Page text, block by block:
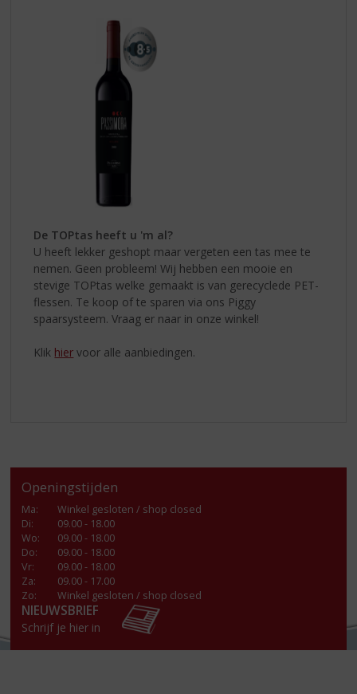
De TOPtas heeft u 'm al?
U heeft lekker geshopt maar vergeten een tas mee te
nemen. Geen probleem! Wij hebben een mooie en
stevige TOPtas welke gemaakt is van gerecyclede PET-
flessen. Te koop of te sparen via ons Piggy
spaarsysteem. Vraag er naar in onze winkel!
Klik hier voor alle aanbiedingen.
Openingstijden
Ma:
Winkel gesloten / shop closed
Di:
09.00 - 18.00
Wo:
09.00 - 18.00
Do:
09.00 - 18.00
Vr:
09.00 - 18.00
Za:
09.00 - 17.00
Zo:
Winkel gesloten / shop closed
NIEUWSBRIEF
Schrijf je hier in